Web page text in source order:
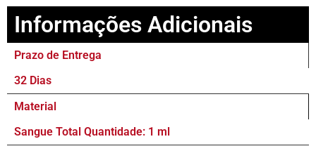
Informações Adicionais
Prazo de Entrega
32 Dias
Material
Sangue Total Quantidade: 1 ml